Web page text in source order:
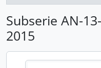
Subserie AN-
2015